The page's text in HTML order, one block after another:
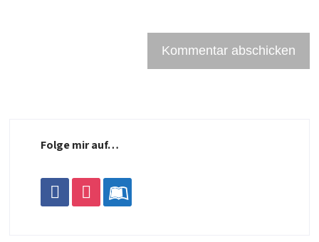
Folge mir auf…
facebookinstagramleanpub